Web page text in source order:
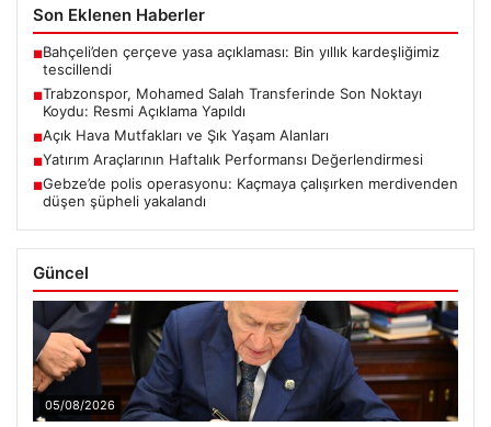
Son Eklenen Haberler
■Bahçeli’den çerçeve yasa açıklaması: Bin yıllık kardeşliğimiz
tescillendi
■Trabzonspor, Mohamed Salah Transferinde Son Noktayı
Koydu: Resmi Açıklama Yapıldı
■Açık Hava Mutfakları ve Şık Yaşam Alanları
■Yatırım Araçlarının Haftalık Performansı Değerlendirmesi
■Gebze’de polis operasyonu: Kaçmaya çalışırken merdivenden
düşen şüpheli yakalandı
Güncel
05/08/2026